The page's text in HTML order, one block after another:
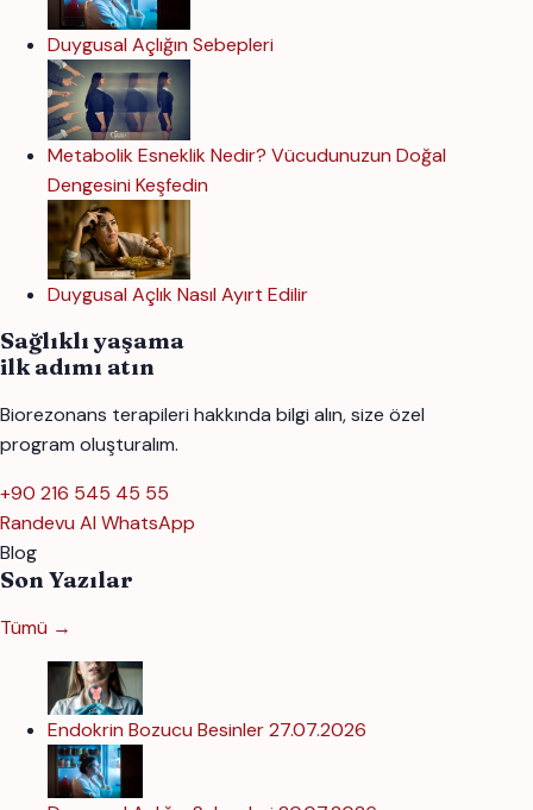
Duygusal Açlığın Sebepleri
Metabolik Esneklik Nedir? Vücudunuzun Doğal
Dengesini Keşfedin
Duygusal Açlık Nasıl Ayırt Edilir
Sağlıklı yaşama
ilk adımı atın
Biorezonans terapileri hakkında bilgi alın, size özel
program oluşturalım.
+90 216 545 45 55
Randevu Al WhatsApp
Blog
Son Yazılar
Tümü →
Endokrin Bozucu Besinler27.07.2026